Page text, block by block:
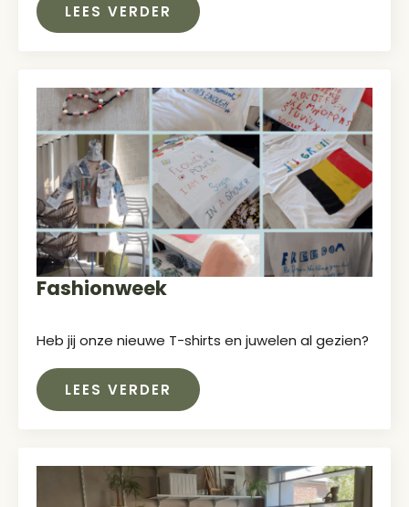
LEES VERDER
Fashionweek
Heb jij onze nieuwe T-shirts en juwelen al gezien?
LEES VERDER